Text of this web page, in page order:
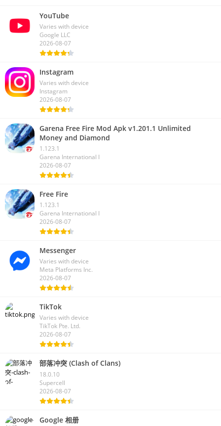
YouTube
Varies with device
Google LLC
2026-08-07
Instagram
Varies with device
Instagram
2026-08-07
Garena Free Fire Mod Apk v1.201.1 Unlimited
Money and Diamond
1.123.1
Garena International I
2026-08-07
Free Fire
1.123.1
Garena International I
2026-08-07
Messenger
Varies with device
Meta Platforms Inc.
2026-08-07
TikTok
Varies with device
TikTok Pte. Ltd.
2026-08-07
部落冲突 (Clash of Clans)
18.0.10
Supercell
2026-08-07
Google 相册